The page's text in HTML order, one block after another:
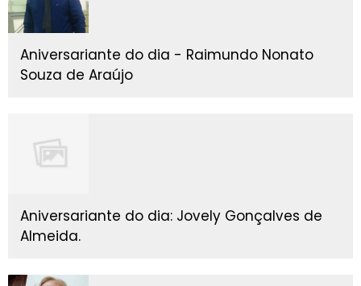
Aniversariante do dia - Raimundo Nonato
Souza de Araújo
Aniversariante do dia: Jovely Gonçalves de
Almeida.